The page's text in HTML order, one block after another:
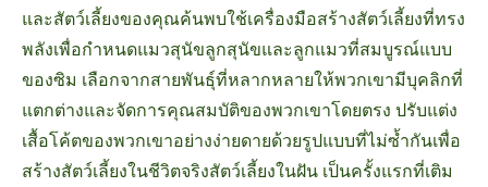
และสัตว์เลี้ยงของคุณค้นพบใช้เครื่องมือสร้างสัตว์เลี้ยงที่ทรง
พลังเพื่อกำหนดแมวสุนัขลูกสุนัขและลูกแมวที่สมบูรณ์แบบ
ของซิม เลือกจากสายพันธุ์ที่หลากหลายให้พวกเขามีบุคลิกที่
แตกต่างและจัดการคุณสมบัติของพวกเขาโดยตรง ปรับแต่ง
เสื้อโค้ตของพวกเขาอย่างง่ายดายด้วยรูปแบบที่ไม่ซ้ำกันเพื่อ
สร้างสัตว์เลี้ยงในชีวิตจริงสัตว์เลี้ยงในฝัน เป็นครั้งแรกที่เติม